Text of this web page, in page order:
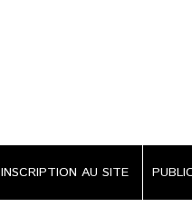
INSCRIPTION AU SITE